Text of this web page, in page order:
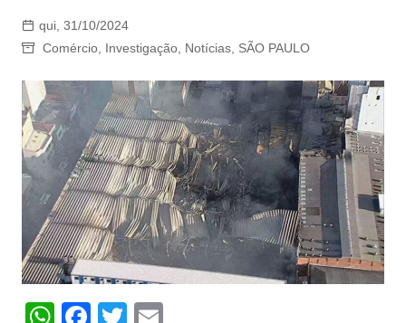
qui, 31/10/2024
Comércio, Investigação, Notícias, SÃO PAULO